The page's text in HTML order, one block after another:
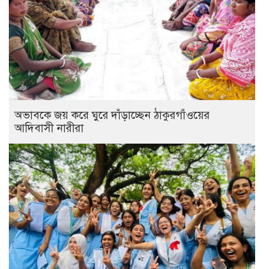
অভাবকে জয় করে ঘুরে দাঁড়াচ্ছেন ঠাকুরগাঁওয়ের
আদিবাসী নারীরা